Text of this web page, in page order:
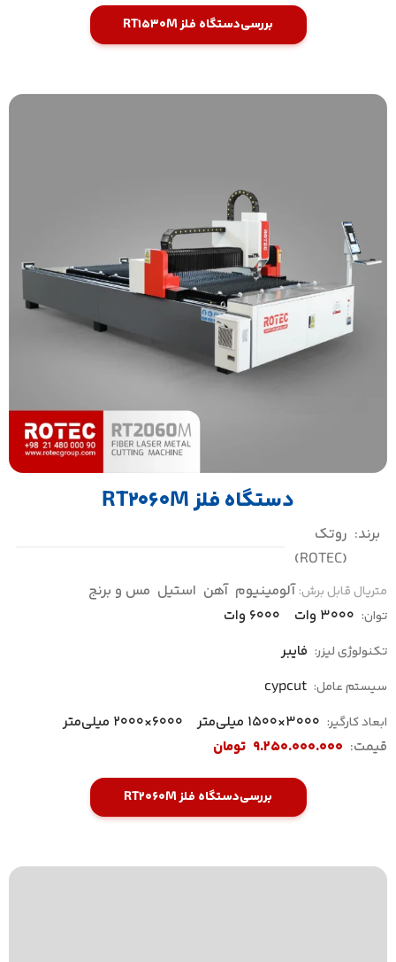
بررسیدستگاه فلز RT1530M
دستگاه فلز RT2060M
برند: روتک
(ROTEC)
متریال قابل برش: آلومینیوم آهن استیل مس و برنج
توان: 3000 وات 6000 وات
تکنولوژی لیزر: فایبر
سیستم عامل: cypcut
ابعاد کارگیر: 3000×1500 میلی‌متر
6000×2000 میلی‌متر
قیمت: 9.250.000.000 تومان
بررسیدستگاه فلز RT2060M